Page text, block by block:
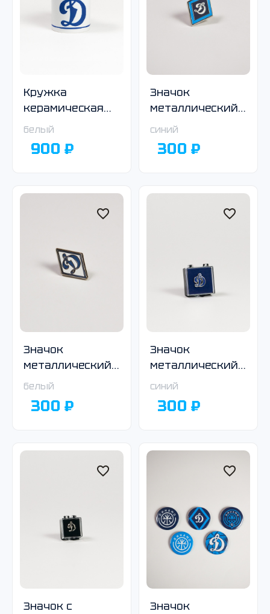
Кружка
керамическая
«Динамо» белая
белый
900 ₽
Значок
металлический
с логотипом
«Динамо», ромб,
синий
300 ₽
Значок
металлический
с логотипом
«Динамо», ромб,
белый
300 ₽
Значок
металлический
с логотипом
«Динамо»,
синий
300 ₽
Значок с
Значок